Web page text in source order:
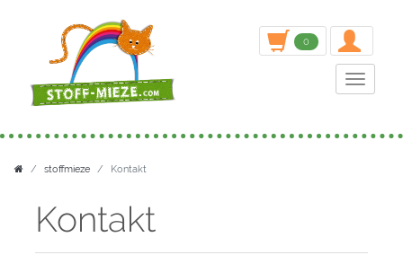
0
Toggle
stoffmieze Kontakt
Kontakt